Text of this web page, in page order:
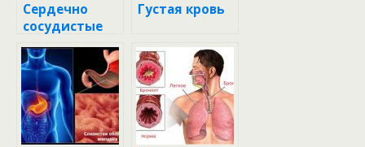
Сердечно
сосудистые
заболевания
Густая кровь